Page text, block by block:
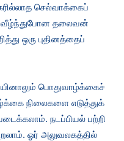
செல்வாக்கைப்
வீழ்ந்துபோன தலைவன்
ஒரு புதினத்தைப்
பொதுவாழ்க்கைச்
நிலைகளை எடுத்துக்
நடப்பியல் பற்றி
ஓர் அலுவலகத்தில்